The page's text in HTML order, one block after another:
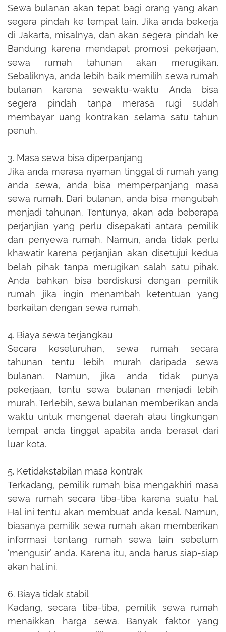
Sewa bulanan akan tepat bagi orang yang akan
segera pindah ke tempat lain. Jika anda bekerja
di Jakarta, misalnya, dan akan segera pindah ke
Bandung karena mendapat promosi pekerjaan,
sewa rumah tahunan akan merugikan.
Sebaliknya, anda lebih baik memilih sewa rumah
bulanan karena sewaktu-waktu Anda bisa
segera pindah tanpa merasa rugi sudah
membayar uang kontrakan selama satu tahun
penuh.
3. Masa sewa bisa diperpanjang
Jika anda merasa nyaman tinggal di rumah yang
anda sewa, anda bisa memperpanjang masa
sewa rumah. Dari bulanan, anda bisa mengubah
menjadi tahunan. Tentunya, akan ada beberapa
perjanjian yang perlu disepakati antara pemilik
dan penyewa rumah. Namun, anda tidak perlu
khawatir karena perjanjian akan disetujui kedua
belah pihak tanpa merugikan salah satu pihak.
Anda bahkan bisa berdiskusi dengan pemilik
rumah jika ingin menambah ketentuan yang
berkaitan dengan sewa rumah.
4. Biaya sewa terjangkau
Secara keseluruhan, sewa rumah secara
tahunan tentu lebih murah daripada sewa
bulanan. Namun, jika anda tidak punya
pekerjaan, tentu sewa bulanan menjadi lebih
murah. Terlebih, sewa bulanan memberikan anda
waktu untuk mengenal daerah atau lingkungan
tempat anda tinggal apabila anda berasal dari
luar kota.
5. Ketidakstabilan masa kontrak
Terkadang, pemilik rumah bisa mengakhiri masa
sewa rumah secara tiba-tiba karena suatu hal.
Hal ini tentu akan membuat anda kesal. Namun,
biasanya pemilik sewa rumah akan memberikan
informasi tentang rumah sewa lain sebelum
‘mengusir’ anda. Karena itu, anda harus siap-siap
akan hal ini.
6. Biaya tidak stabil
Kadang, secara tiba-tiba, pemilik sewa rumah
menaikkan harga sewa. Banyak faktor yang